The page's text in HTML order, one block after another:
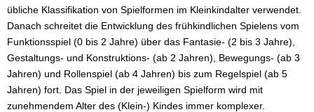
übliche Klassifikation von Spielformen im Kleinkindalter verwendet.
Danach schreitet die Entwicklung des frühkindlichen Spielens vom
Funktionsspiel (0 bis 2 Jahre) über das Fantasie- (2 bis 3 Jahre),
Gestaltungs- und Konstruktions- (ab 2 Jahren), Bewegungs- (ab 3
Jahren) und Rollenspiel (ab 4 Jahren) bis zum Regelspiel (ab 5
Jahren) fort. Das Spiel in der jeweiligen Spielform wird mit
zunehmendem Alter des (Klein-) Kindes immer komplexer.